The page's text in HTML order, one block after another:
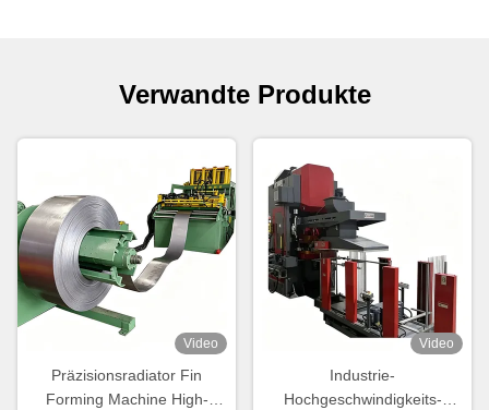
Verwandte Produkte
Video
Präzisionsradiator Fin
Forming Machine High-
Video
Industrie-
Hochgeschwindigkeits-